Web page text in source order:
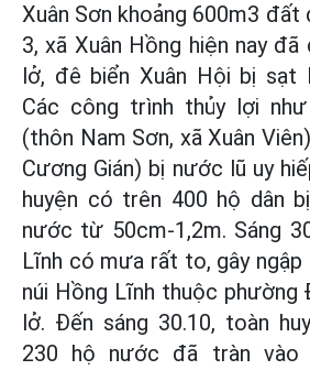
Xuân Sơn khoảng 600m3 đất
3, xã Xuân Hồng hiện nay
lở, đê biển Xuân Hội bị sạt
Các công trình thủy lợi
(thôn Nam Sơn, xã Xuân
Cương Gián) bị nước lũ uy
huyện có trên 400 hộ dân
nước từ 50cm-1,2m. Sáng
Lĩnh có mưa rất to, gây ngập
núi Hồng Lĩnh thuộc phường
lở. Đến sáng 30.10, toàn
230 hộ nước đã tràn vào